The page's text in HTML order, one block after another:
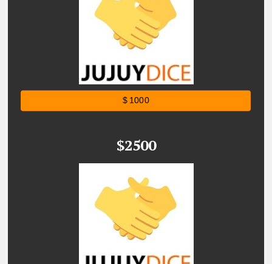
$ 1000
$2500